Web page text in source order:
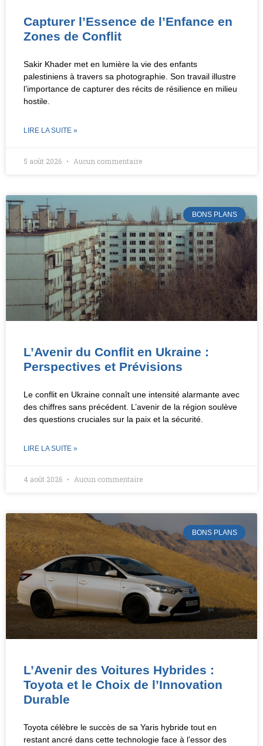
Capturer l’Essence de l’Enfance en
Zones de Conflit
Sakir Khader met en lumière la vie des enfants
palestiniens à travers sa photographie. Son travail illustre
l’importance de capturer des récits de résilience en milieu
hostile.
LIRE LA SUITE »
5 août 2026 Aucun commentaire
BONS PLANS
L’Avenir du Conflit en Ukraine :
Perspectives et Prévisions
Le conflit en Ukraine connaît une intensité alarmante avec
des chiffres sans précédent. L’avenir de la région soulève
des questions cruciales sur la paix et la sécurité.
LIRE LA SUITE »
4 août 2026 Aucun commentaire
BONS PLANS
L’Avenir des Voitures Hybrides :
Toyota et le Choix de l’Innovation
Durable
Toyota célèbre le succès de sa Yaris hybride tout en
restant ancré dans cette technologie face à l’essor des